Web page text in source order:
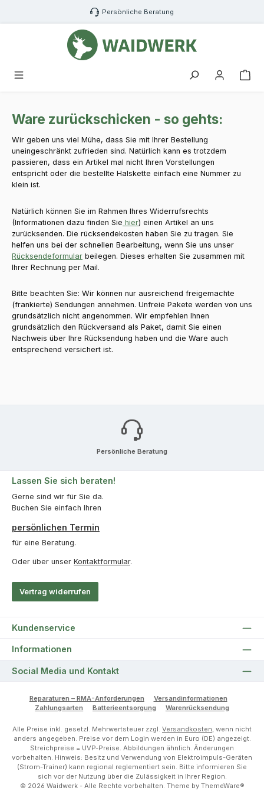
Zum Hauptinhalt springen Persönliche Beratung
Ware zurückschicken - so gehts:
Wir geben uns viel Mühe, dass Sie mit Ihrer Bestellung
uneingeschränkt zufrieden sind. Natürlich kann es trotzdem
passieren, dass ein Artikel mal nicht Ihren Vorstellungen
entspricht oder die bestellte Halskette einfach eine Nummer zu
klein ist.
Natürlich können Sie im Rahmen Ihres Widerrufsrechts
(Informationen dazu finden Sie hier) einen Artikel an uns
zurücksenden. Die rücksendekosten haben Sie zu tragen. Sie
helfen uns bei der schnellen Bearbeitung, wenn Sie uns unser
Rücksendeformular beilegen. Dieses erhalten Sie zusammen mit
Ihrer Rechnung per Mail.
Bitte beachten Sie: Wir können nur ausreichend freigemachte
(frankierte) Sendungen annehmen. Unfreie Pakete werden von uns
grundsätzlich nicht angenommen. Wir empfehlen Ihnen
grundsätzlich den Rückversand als Paket, damit Sie einen
Nachweis über Ihre Rücksendung haben und die Ware auch
entsprechend versichert ist.
Persönliche Beratung
Lassen Sie sich beraten!
Gerne sind wir für Sie da.
Buchen Sie einfach Ihren
persönlichen Termin
für eine Beratung.
Oder über unser Kontaktformular.
Vertrag widerrufen
Kundenservice
Informationen
Social Media und Kontakt
Reparaturen – RMA-Anforderungen
Versandinformationen
Zahlungsarten
Batterieentsorgung Warenrücksendung
Alle Preise inkl. gesetzl. Mehrwertsteuer zzgl. Versandkosten, wenn nicht
anders angegeben. Preise vor dem Login werden in Euro (DE) angezeigt.
Streichpreise = UVP-Preise. Abbildungen ähnlich. Änderungen
vorbehalten. Hinweis: Besitz und Verwendung von Elektroimpuls-Geräten
(Strom-Trainer) kann regional reglementiert sein. Bitte informieren Sie
sich vor der Nutzung über die Zulässigkeit in Ihrer Region.
© 2026 Waidwerk - Alle Rechte vorbehalten. Theme by ThemeWare®